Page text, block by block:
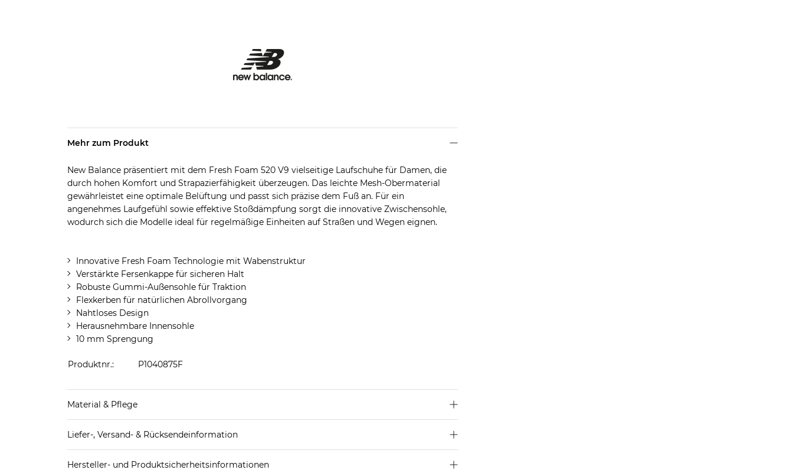
Mehr zum Produkt
New Balance präsentiert mit dem Fresh Foam 520 V9 vielseitige Laufschuhe für Damen, die
durch hohen Komfort und Strapazierfähigkeit überzeugen. Das leichte Mesh-Obermaterial
gewährleistet eine optimale Belüftung und passt sich präzise dem Fuß an. Für ein
angenehmes Laufgefühl sowie effektive Stoßdämpfung sorgt die innovative Zwischensohle,
wodurch sich die Modelle ideal für regelmäßige Einheiten auf Straßen und Wegen eignen.
Innovative Fresh Foam Technologie mit Wabenstruktur
Verstärkte Fersenkappe für sicheren Halt
Robuste Gummi-Außensohle für Traktion
Flexkerben für natürlichen Abrollvorgang
Nahtloses Design
Herausnehmbare Innensohle
10 mm Sprengung
Produktnr.: P1040875F
Material & Pflege
Futter Schuhe: Textil
Laufsohle: Sonstiges Material (Kunststoff)
Obermaterial Schuhe: Textil
Liefer-, Versand- & Rücksendeinformation
Hersteller- und Produktsicherheitsinformationen